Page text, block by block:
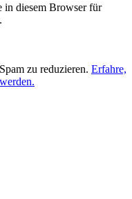
in diesem Browser für
zu reduzieren. Erfahre,